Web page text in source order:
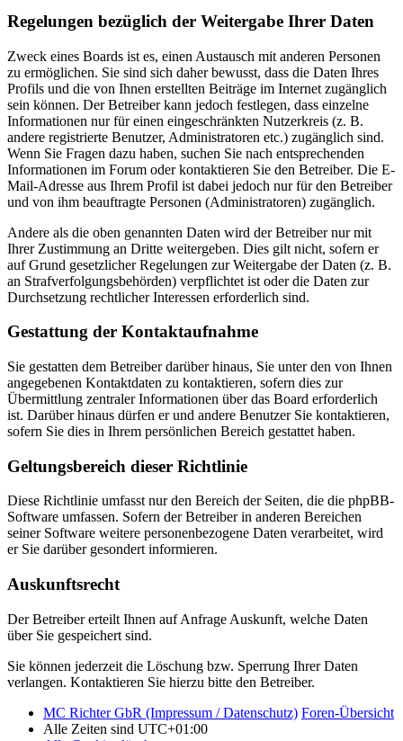
Regelungen bezüglich der Weitergabe Ihrer Daten
Zweck eines Boards ist es, einen Austausch mit anderen Personen
zu ermöglichen. Sie sind sich daher bewusst, dass die Daten Ihres
Profils und die von Ihnen erstellten Beiträge im Internet zugänglich
sein können. Der Betreiber kann jedoch festlegen, dass einzelne
Informationen nur für einen eingeschränkten Nutzerkreis (z. B.
andere registrierte Benutzer, Administratoren etc.) zugänglich sind.
Wenn Sie Fragen dazu haben, suchen Sie nach entsprechenden
Informationen im Forum oder kontaktieren Sie den Betreiber. Die E-
Mail-Adresse aus Ihrem Profil ist dabei jedoch nur für den Betreiber
und von ihm beauftragte Personen (Administratoren) zugänglich.
Andere als die oben genannten Daten wird der Betreiber nur mit
Ihrer Zustimmung an Dritte weitergeben. Dies gilt nicht, sofern er
auf Grund gesetzlicher Regelungen zur Weitergabe der Daten (z. B.
an Strafverfolgungsbehörden) verpflichtet ist oder die Daten zur
Durchsetzung rechtlicher Interessen erforderlich sind.
Gestattung der Kontaktaufnahme
Sie gestatten dem Betreiber darüber hinaus, Sie unter den von Ihnen
angegebenen Kontaktdaten zu kontaktieren, sofern dies zur
Übermittlung zentraler Informationen über das Board erforderlich
ist. Darüber hinaus dürfen er und andere Benutzer Sie kontaktieren,
sofern Sie dies in Ihrem persönlichen Bereich gestattet haben.
Geltungsbereich dieser Richtlinie
Diese Richtlinie umfasst nur den Bereich der Seiten, die die phpBB-
Software umfassen. Sofern der Betreiber in anderen Bereichen
seiner Software weitere personenbezogene Daten verarbeitet, wird
er Sie darüber gesondert informieren.
Auskunftsrecht
Der Betreiber erteilt Ihnen auf Anfrage Auskunft, welche Daten
über Sie gespeichert sind.
Sie können jederzeit die Löschung bzw. Sperrung Ihrer Daten
verlangen. Kontaktieren Sie hierzu bitte den Betreiber.
MC Richter GbR (Impressum / Datenschutz) Foren-Übersicht
Alle Zeiten sind UTC+01:00